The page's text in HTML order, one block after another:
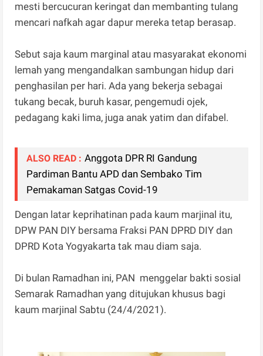
mesti bercucuran keringat dan membanting tulang
mencari nafkah agar dapur mereka tetap berasap.
Sebut saja kaum marginal atau masyarakat ekonomi
lemah yang mengandalkan sambungan hidup dari
penghasilan per hari. Ada yang bekerja sebagai
tukang becak, buruh kasar, pengemudi ojek,
pedagang kaki lima, juga anak yatim dan difabel.
ALSO READ : Anggota DPR RI Gandung
Pardiman Bantu APD dan Sembako Tim
Pemakaman Satgas Covid-19
Dengan latar keprihatinan pada kaum marjinal itu,
DPW PAN DIY bersama Fraksi PAN DPRD DIY dan
DPRD Kota Yogyakarta tak mau diam saja.
Di bulan Ramadhan ini, PAN menggelar bakti sosial
Semarak Ramadhan yang ditujukan khusus bagi
kaum marjinal Sabtu (24/4/2021).